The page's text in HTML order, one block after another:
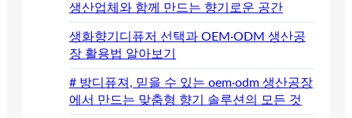
생산업체와 함께 만드는 향기로운 공간
생화향기디퓨저 선택과 OEM·ODM 생산공
장 활용법 알아보기
# 방디퓨져, 믿을 수 있는 oem·odm 생산공장
에서 만드는 맞춤형 향기 솔루션의 모든 것